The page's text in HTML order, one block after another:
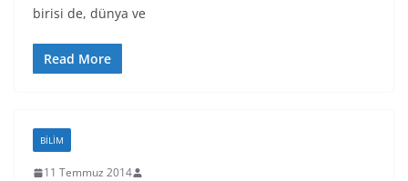
birisi de, dünya ve
Read More
BILIM
11 Temmuz 2014